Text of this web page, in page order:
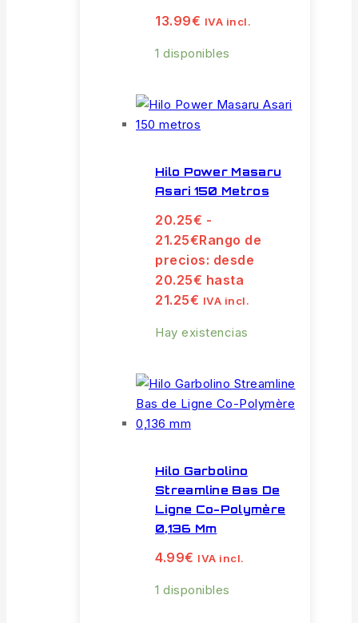
13.99€ IVA incl.
1 disponibles
Hilo Power Masaru
Asari 150 Metros
20.25€ -
21.25€Rango de
precios: desde
20.25€ hasta
21.25€ IVA incl.
Hay existencias
Hilo Garbolino
Streamline Bas De
Ligne Co-Polymère
0,136 Mm
4.99€ IVA incl.
1 disponibles